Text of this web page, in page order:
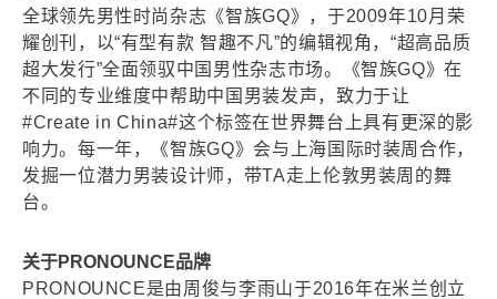
全球领先男性时尚杂志《智族GQ》，于2009年10月荣
耀创刊，以“有型有款 智趣不凡”的编辑视角，“超高品质
超大发行”全面领驭中国男性杂志市场。《智族GQ》在
不同的专业维度中帮助中国男装发声，致力于让
#Create in China#这个标签在世界舞台上具有更深的影
响力。每一年，《智族GQ》会与上海国际时装周合作，
发掘一位潜力男装设计师，带TA走上伦敦男装周的舞
台。
关于PRONOUNCE品牌
PRONOUNCE是由周俊与李雨山于2016年在米兰创立